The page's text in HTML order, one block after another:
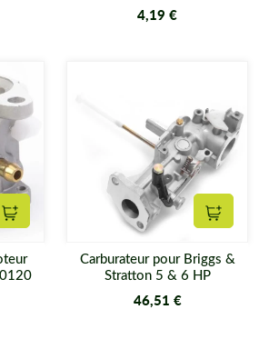
4,19 €
Ajouter au panier
Carburateur pour Briggs &
Stratton 5 & 6 HP
46,51 €